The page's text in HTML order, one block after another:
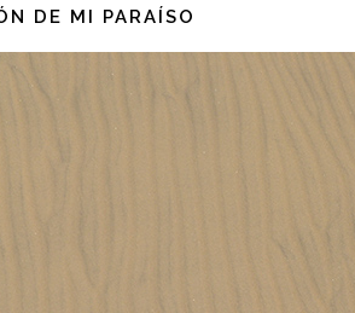
DE MI PARAÍSO